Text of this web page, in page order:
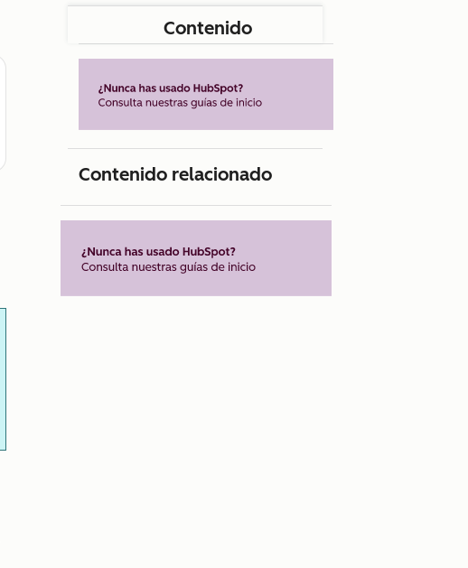
Contenido
Contenido relacionado